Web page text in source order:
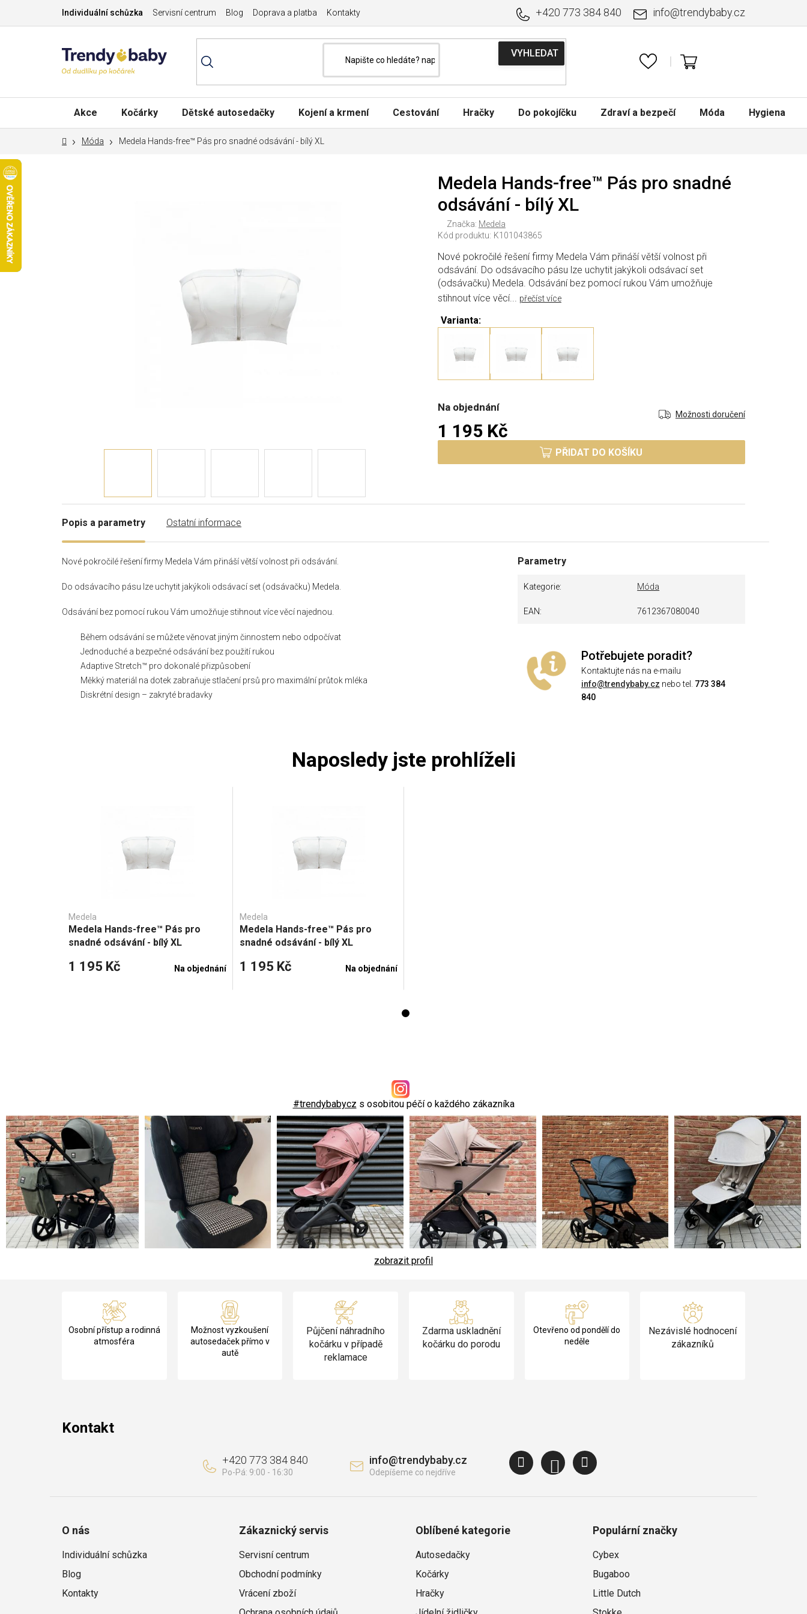
Individuální schůzka Servisní centrum Blog Doprava a platba Kontakty info@trendybaby.cz
+420 773 384 840
KOŠÍK
Akce Kočárky Dětské autosedačky Kojení a krmení Cestování Hračky Do pokojíčku Zdraví a bezpečí Móda Hygiena
DomůMóda Medela Hands-free™ Pás pro snadné odsávání - bílý XL
Medela Hands-free™ Pás pro snadné
odsávání - bílý XL
Značka: Medela
Kód produktu: K101043865
Varianta:
Nové pokročilé řešení firmy Medela Vám přináší větší volnost při
odsávání. Do odsávacího pásu lze uchytit jakýkoli odsávací set
(odsávačku) Medela. Odsávání bez pomocí rukou Vám umožňuje
stihnout více věcí... přečíst více
Na objednání
Možnosti doručení
1 195 Kč
PŘIDAT DO KOŠÍKU
Popis a parametry Ostatní informace
Nové pokročilé řešení firmy Medela Vám přináší větší volnost při odsávání.
Do odsávacího pásu lze uchytit jakýkoli odsávací set (odsávačku) Medela.
Odsávání bez pomocí rukou Vám umožňuje stihnout více věcí najednou.
Během odsávání se můžete věnovat jiným činnostem nebo odpočívat
Jednoduché a bezpečné odsávání bez použití rukou
Adaptive Stretch™ pro dokonalé přizpůsobení
Měkký materiál na dotek zabraňuje stlačení prsů pro maximální průtok mléka
Diskrétní design – zakryté bradavky
Parametry
Kategorie Móda
EAN 7612367080040
Potřebujete poradit?
Kontaktujte nás na e-mailu
info@trendybaby.cz nebo tel. 773 384
840
Naposledy jste prohlíželi
Medela
Medela Hands-free™ Pás pro
snadné odsávání - bílý XL
1 195 Kč Na objednání
Medela
Medela Hands-free™ Pás pro
snadné odsávání - bílý XL
1 195 Kč Na objednání
#trendybabycz s osobitou péčí o každého zákazníka
zobrazit profil
Osobní přístup a rodinná
atmosféra
Možnost vyzkoušení
autosedaček přímo v
autě
Půjčení náhradního
kočárku v případě
reklamace
Zdarma uskladnění
kočárku do porodu
Otevřeno od pondělí do
neděle
Nezávislé hodnocení
zákazníků
Kontakt
info@trendybaby.cz
+420 773 384 840
O nás
Individuální schůzka
Blog
Kontakty
Zákaznický servis
Servisní centrum
Obchodní podmínky
Vrácení zboží
Oblíbené kategorie
Autosedačky
Kočárky
Hračky
Populární značky
Cybex
Bugaboo
Little Dutch